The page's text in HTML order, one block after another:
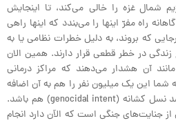
شمال غزه را خالی می‌کند، تا اینجایش
راه مفرّ اینها را می‌بندد که اینها راهی
که بروند، به دلیل خطرات نظامی یا به
در خطر قطعی قرار دارند. همین الان
آن هشدار می‌دهند که مراکز درمانی
شما این یک میلیون نفر را هم به آن اضافه
بکنید. این می‌تواند حکایت‌گر قصد نسل کشانه (genocidal intent) هم باشد.
جنایت‌های جنگی است که الآن دارد انجام